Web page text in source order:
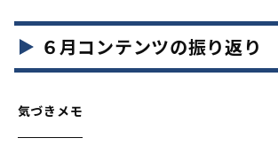
６月コンテンツの振り返り
気づきメモ